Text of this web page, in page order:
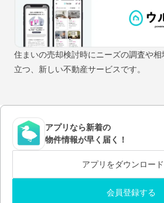
住まいの売却検討時にニーズの調査や
立つ、新しい不動産サービスです。
アプリなら新着の
物件情報が早く届く！
アプリをダウンロー
会員登録する